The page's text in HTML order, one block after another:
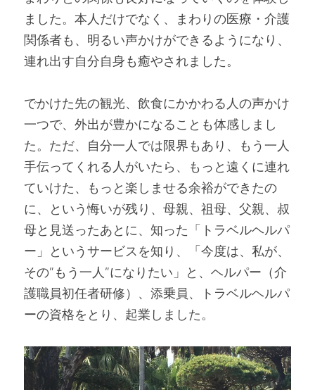
ました。本人だけでなく、まわりの医療・介護
関係者も、明るい声かけができるようになり、
連れ出す自分自身も癒やされました。
でかけた先の観光、飲食にかかわる人の声かけ
一つで、外出が豊かになることも体感しまし
た。ただ、自分一人では限界もあり、もう一人
手伝ってくれる人がいたら、もっと遠くに連れ
ていけた、もっと楽しませる余裕ができたの
に、という悔いが残り、母親、祖母、父親、叔
母と見送ったあとに、知った「トラベルヘルパ
ー」というサービスを知り、「今度は、私が、
その”もう一人”になりたい」と、ヘルパー（介
護職員初任者研修）、添乗員、トラベルヘルパ
ーの資格をとり、起業しました。